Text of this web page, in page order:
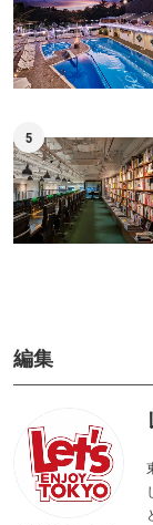
5
編集